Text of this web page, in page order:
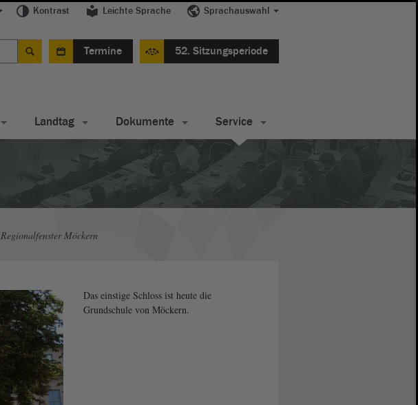
Kontrast Leichte Sprache Sprachauswahl
Termine 52. Sitzungsperiode
Landtag Dokumente Service
Regionalfenster Möckern
Das einstige Schloss ist heute die
Grundschule von Möckern.